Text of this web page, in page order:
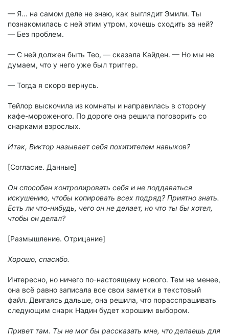
— Я… на самом деле не знаю, как выглядит Эмили. Ты
познакомилась с ней этим утром, хочешь сходить за ней?
— Без проблем.
— С ней должен быть Тео, — сказала Кайден. — Но мы не
думаем, что у него уже был триггер.
— Тогда я скоро вернусь.
Тейлор выскочила из комнаты и направилась в сторону
кафе-мороженого. По дороге она решила поговорить со
снарками взрослых.
Итак, Виктор называет себя похитителем навыков?
[Согласие. Данные]
Он способен контролировать себя и не поддаваться
искушению, чтобы копировать всех подряд? Приятно знать.
Есть ли что-нибудь, чего он не делает, но что ты бы хотел,
чтобы он делал?
[Размышление. Отрицание]
Хорошо, спасибо.
Интересно, но ничего по-настоящему нового. Тем не менее,
она всё равно записала все свои заметки в текстовый
файл. Двигаясь дальше, она решила, что порасспрашивать
следующим снарк Надин будет хорошим выбором.
Привет там. Ты не мог бы рассказать мне, что делаешь для